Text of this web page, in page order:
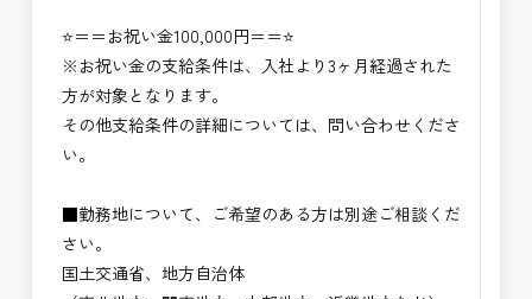
⭐＝＝お祝い金100,000円＝＝⭐
※お祝い金の支給条件は、入社より3ヶ月経過された
方が対象となります。
その他支給条件の詳細については、問い合わせくださ
い。
■勤務地について、ご希望のある方は別途ご相談くだ
さい。
国土交通省、地方自治体